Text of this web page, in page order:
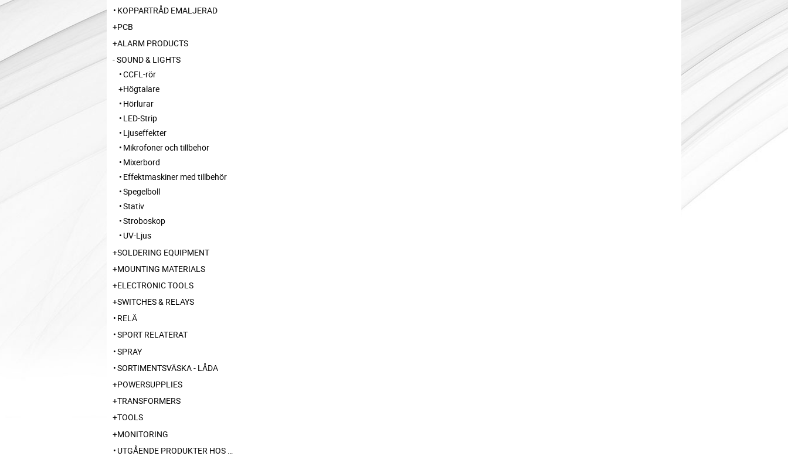
KOPPARTRÅD EMALJERAD
PCB
ALARM PRODUCTS
SOUND & LIGHTS
CCFL-rör
Högtalare
Hörlurar
LED-Strip
Ljuseffekter
Mikrofoner och tillbehör
Mixerbord
Effektmaskiner med tillbehör
Spegelboll
Stativ
Stroboskop
UV-Ljus
SOLDERING EQUIPMENT
MOUNTING MATERIALS
ELECTRONIC TOOLS
SWITCHES & RELAYS
RELÄ
SPORT RELATERAT
SPRAY
SORTIMENTSVÄSKA - LÅDA
POWERSUPPLIES
TRANSFORMERS
TOOLS
MONITORING
UTGÅENDE PRODUKTER HOS LEVERANTÖR